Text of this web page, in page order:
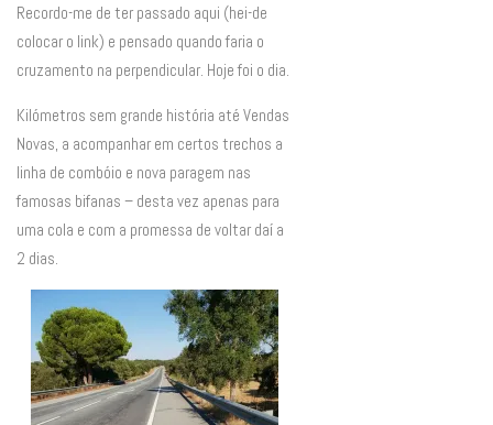
Recordo-me de ter passado aqui (hei-de
colocar o link) e pensado quando faria o
cruzamento na perpendicular. Hoje foi o dia.
Kilómetros sem grande história até Vendas
Novas, a acompanhar em certos trechos a
linha de combóio e nova paragem nas
famosas bifanas – desta vez apenas para
uma cola e com a promessa de voltar daí a
2 dias.